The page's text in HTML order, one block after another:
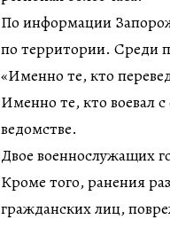
По информации
по территории. Среди
«Именно те, кто
Именно те, кто воевал
ведомстве.
Двое военнослужащих
Кроме того, ранения
гражданских лиц,